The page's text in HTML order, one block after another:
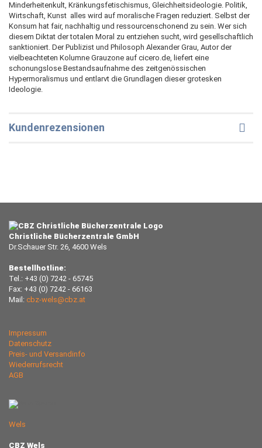
Minderheitenkult, Kränkungsfetischismus, Gleichheitsideologie. Politik,
Wirtschaft, Kunst  alles wird auf moralische Fragen reduziert. Selbst der
Konsum hat fair, nachhaltig und ressourcenschonend zu sein. Wer sich
diesem Diktat der totalen Moral zu entziehen sucht, wird gesellschaftlich
sanktioniert. Der Publizist und Philosoph Alexander Grau, Autor der
vielbeachteten Kolumne Grauzone auf cicero.de, liefert eine
schonungslose Bestandsaufnahme des zeitgenössischen
Hypermoralismus und entlarvt die Grundlagen dieser grotesken
Ideologie.
Kundenrezensionen
Christliche Bücherzentrale GmbH
Dr.Schauer Str. 26, 4600 Wels
Bestellhotline:
Tel.: +43 (0) 7242 - 65745
Fax: +43 (0) 7242 - 66163
Mail: cbz-wels@cbz.at
Impressum
Datenschutz
Preis- und Versandinfo
Wiederrufsrecht
AGB
Wels
CBZ Wels